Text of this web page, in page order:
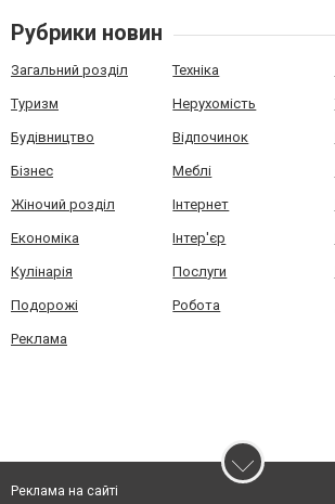
Рубрики новин
Загальний розділ Техніка
Туризм Нерухомість
Будівництво Відпочинок
Бізнес Меблі
Жіночий розділ Інтернет
Економіка Інтер'єр
Кулінарія Послуги
Подорожі Робота
Реклама
Реклама на сайті